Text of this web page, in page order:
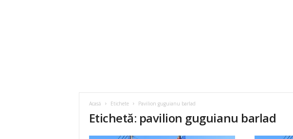
Acasă Etichete Pavilion guguianu barlad
Etichetă: pavilion guguianu barlad